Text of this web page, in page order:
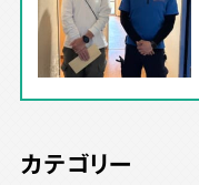
カテゴリー